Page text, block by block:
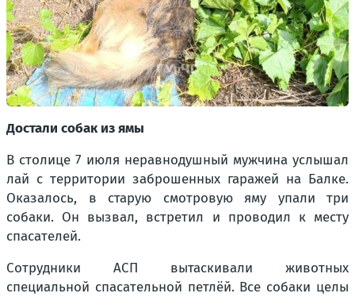
Достали собак из ямы
В столице 7 июля неравнодушный мужчина услышал
лай с территории заброшенных гаражей на Балке.
Оказалось, в старую смотровую яму упали три
собаки. Он вызвал, встретил и проводил к месту
спасателей.
Сотрудники АСП вытаскивали животных
специальной спасательной петлёй. Все собаки целы